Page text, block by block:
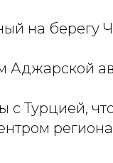
на берегу
Аджарской
с Турцией,